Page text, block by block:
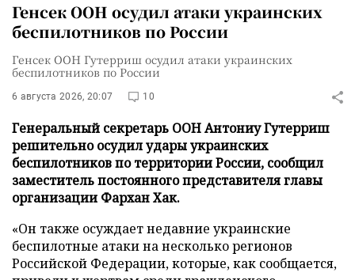
Генсек ООН осудил атаки украинских
беспилотников по России
Генсек ООН Гутерриш осудил атаки украинских
беспилотников по России
6 августа 2026, 20:07 10
Генеральный секретарь ООН Антониу Гутерриш
решительно осудил удары украинских
беспилотников по территории России, сообщил
заместитель постоянного представителя главы
организации Фархан Хак.
«Он также осуждает недавние украинские
беспилотные атаки на несколько регионов
Российской Федерации, которые, как сообщается,